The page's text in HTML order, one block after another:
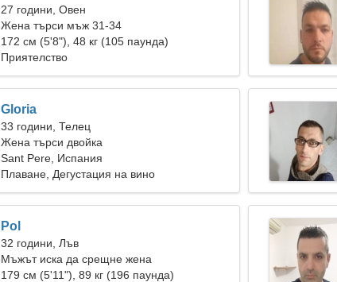
27 години, Овен
Жена търси мъж 31-34
172 см (5'8"), 48 кг (105 паунда)
Приятелство
Gloria
33 години, Телец
Жена търси двойка
Sant Pere, Испания
Плаване, Дегустация на вино
Pol
32 години, Лъв
Мъжът иска да срещне жена
179 см (5'11"), 89 кг (196 паунда)